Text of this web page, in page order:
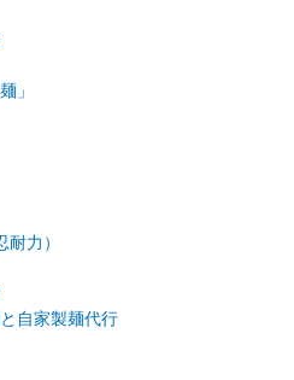
」
力）
自家製麺代行